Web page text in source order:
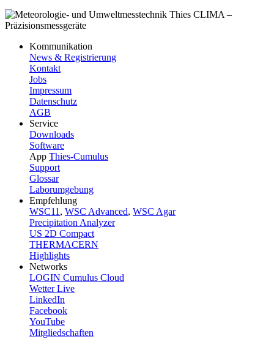
Kommunikation
News & Registrierung
Kontakt
Jobs
Impressum
Datenschutz
AGB
Service
Downloads
Software
App Thies-Cumulus
Support
Glossar
Laborumgebung
Empfehlung
WSC11 , WSC Advanced, WSC Agar
Precipitation Analyzer
US 2D Compact
THERMACERN
Highlights
Networks
LOGIN Cumulus Cloud
Wetter Live
LinkedIn
Facebook
YouTube
Mitgliedschaften